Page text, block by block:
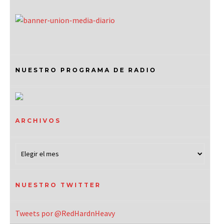
NUESTRO PROGRAMA DE RADIO
ARCHIVOS
NUESTRO TWITTER
Tweets por @RedHardnHeavy